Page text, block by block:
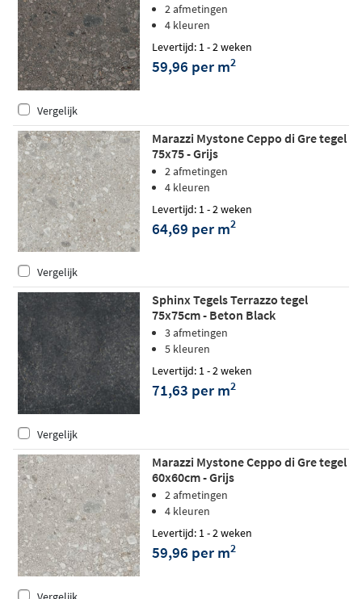
2 afmetingen
4 kleuren
Levertijd: 1 - 2 weken
59,96 per m2
Vergelijk
Marazzi Mystone Ceppo di Gre tegel
75x75 - Grijs
2 afmetingen
4 kleuren
Levertijd: 1 - 2 weken
64,69 per m2
Vergelijk
Sphinx Tegels Terrazzo tegel
75x75cm - Beton Black
3 afmetingen
5 kleuren
Levertijd: 1 - 2 weken
71,63 per m2
Vergelijk
Marazzi Mystone Ceppo di Gre tegel
60x60cm - Grijs
2 afmetingen
4 kleuren
Levertijd: 1 - 2 weken
59,96 per m2